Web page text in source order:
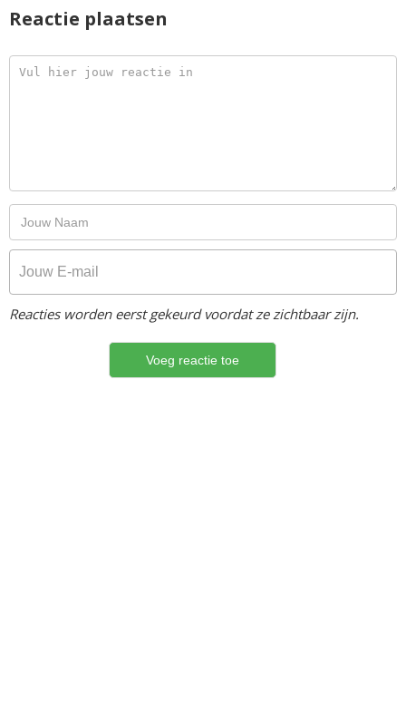
Reactie plaatsen
Reacties worden eerst gekeurd voordat ze zichtbaar zijn.